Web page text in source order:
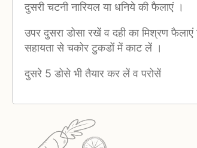
दुसरी चटनी नारियल या धनिये की फैलाएं ।
उपर दुसरा डोसा रखें व दही का मिश्रण
सहायता से चकोर टुकडों में काट लें ।
दुसरे 5 डोसे भी तैयार कर लें व परोसें